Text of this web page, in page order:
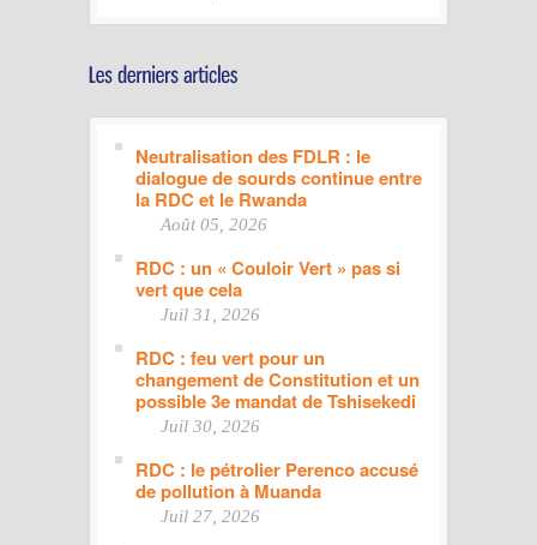
Neutralisation des FDLR : le
dialogue de sourds continue entre
la RDC et le Rwanda
Août 05, 2026
RDC : un « Couloir Vert » pas si
vert que cela
Juil 31, 2026
RDC : feu vert pour un
changement de Constitution et un
possible 3e mandat de Tshisekedi
Juil 30, 2026
RDC : le pétrolier Perenco accusé
de pollution à Muanda
Juil 27, 2026